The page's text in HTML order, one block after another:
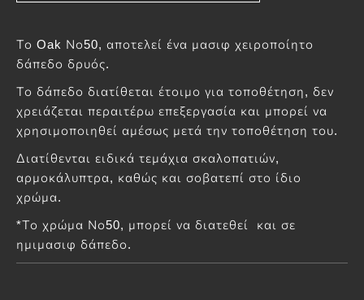
Το Oak Νο50, αποτελεί ένα μασιφ χειροποίητο
δάπεδο δρυός.
Το δάπεδο διατίθεται έτοιμο για τοποθέτηση, δεν
χρειάζεται περαιτέρω επεξεργασία και μπορεί να
χρησιμοποιηθεί αμέσως μετά την τοποθέτηση του.
Διατίθενται ειδικά τεμάχια σκαλοπατιών,
αρμοκάλυπτρα, καθώς και σοβατεπί στο ίδιο
χρώμα.
*Το χρώμα Νο50, μπορεί να διατεθεί και σε
ημιμασιφ δάπεδο.